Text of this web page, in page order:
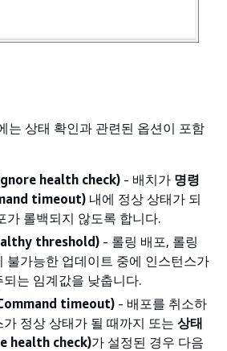
는 상태 확인과 관련된 옵션이 포함
health check) - 배치가 명령
timeout) 내에 정상 상태가 되
가 롤백되지 않도록 합니다.
threshold) - 롤링 배포, 롤링
불가능한 업데이트 중에 인스턴스가
는 임계값을 낮춥니다.
timeout) - 배포를 취소하
정상 상태가 될 때까지 또는 상태
health check)가 설정된 경우 다음